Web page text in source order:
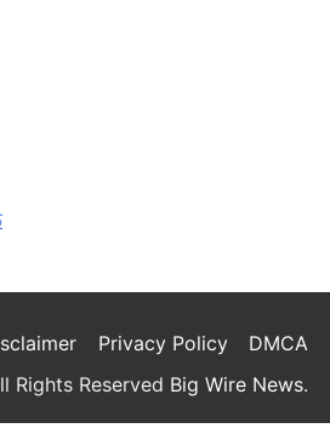
Privacy Policy
DMCA
Rights Reserved Big Wire News.